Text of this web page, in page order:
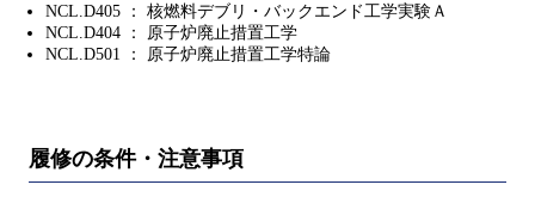
NCL.D405 ： 核燃料デブリ・バックエンド工学実験Ａ
NCL.D404 ： 原子炉廃止措置工学
NCL.D501 ： 原子炉廃止措置工学特論
履修の条件・注意事項